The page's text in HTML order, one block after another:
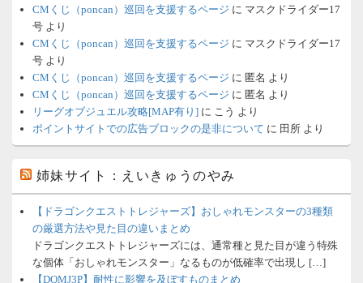
CMくじ（poncan）巡回を支援するページ に マスクドライダー17
号 より
CMくじ（poncan）巡回を支援するページ に マスクドライダー17
号 より
CMくじ（poncan）巡回を支援するページ に 匿名 より
CMくじ（poncan）巡回を支援するページ に 匿名 より
リーグオブジュエル攻略[MAP有り] に こう より
ポイントサイトでの広告ブロックの是非について に 田所 より
姉妹サイト：えいきゅうのやみ
【ドラゴンクエストトレジャーズ】おしゃれモンスターの3種類
の厳選方法や見た目の違いまとめ
ドラゴンクエストトレジャーズには、通常種と見た目が違う特殊
な個体「おしゃれモンスター」なるものが低確率で出現し […]
【DQMJ3P】耐性に影響を及ぼすものまとめ